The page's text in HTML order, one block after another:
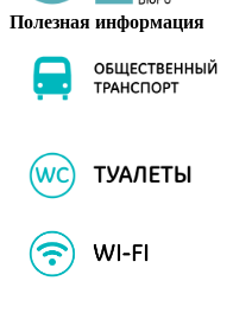
Полезная информация